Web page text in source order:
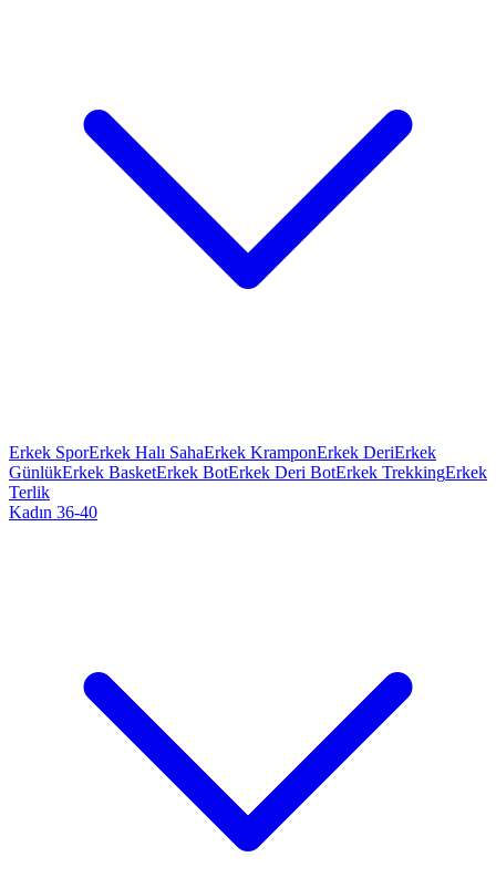
Erkek SporErkek Halı SahaErkek KramponErkek DeriErkek
GünlükErkek BasketErkek BotErkek Deri BotErkek TrekkingErkek
Terlik
Kadın 36-40